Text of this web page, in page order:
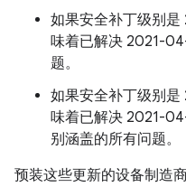
如果安全补丁级别
味着已解决 2021-
题。
如果安全补丁级别
味着已解决 2021-
别涵盖的所有问题。
预装这些更新的设备制造